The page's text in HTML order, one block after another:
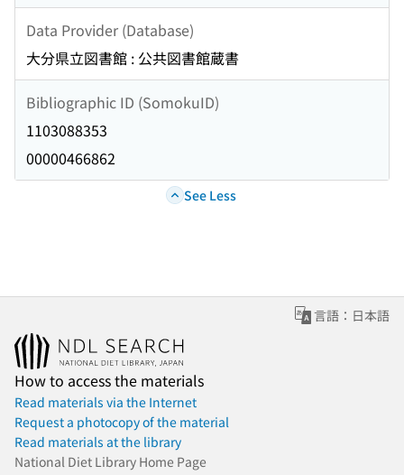
Data Provider (Database)
大分県立図書館 : 公共図書館蔵書
Bibliographic ID (SomokuID)
1103088353
00000466862
See Less
言語：日本語
How to access the materials
Read materials via the Internet
Request a photocopy of the material
Read materials at the library
National Diet Library Home Page